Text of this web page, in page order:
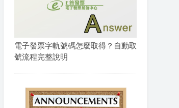
電子發票字軌號碼怎麼取得？自動取
號流程完整說明